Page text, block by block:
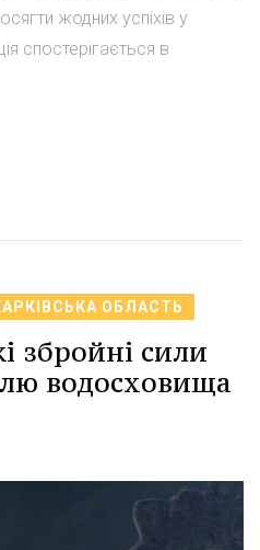
жодних успіхів у
спостерігається в
ОБЛАСТЬ
збройні сили
водосховища